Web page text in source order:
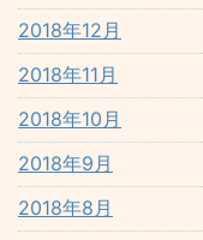
2018年12月
2018年11月
2018年10月
2018年9月
2018年8月